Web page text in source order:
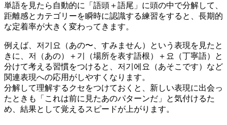
単語を見たら自動的に「語頭＋語尾」に頭の中で分解して、
距離感とカテゴリーを瞬時に認識する練習をすると、長期的
な定着率が大きく変わってきます。
例えば、저기요（あの〜、すみません）という表現を見たと
きに、저（あの）＋기（場所を表す語根）＋요（丁寧語）と
分けて考える習慣をつけると、저기에요（あそこです）など
関連表現への応用がしやすくなります。
分解して理解するクセをつけておくと、新しい表現に出会っ
たときも「これは前に見たあのパターンだ」と気付けるた
め、結果として覚えるスピードが上がります。